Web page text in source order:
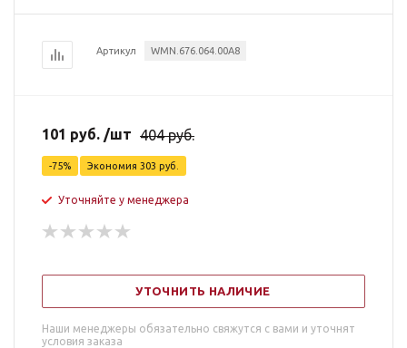
Артикул WMN.676.064.00A8
101 руб. /шт 404руб.
-75% Экономия 303 руб.
Уточняйте у менеджера
УТОЧНИТЬ НАЛИЧИЕ
Наши менеджеры обязательно свяжутся с вами и уточнят
условия заказа